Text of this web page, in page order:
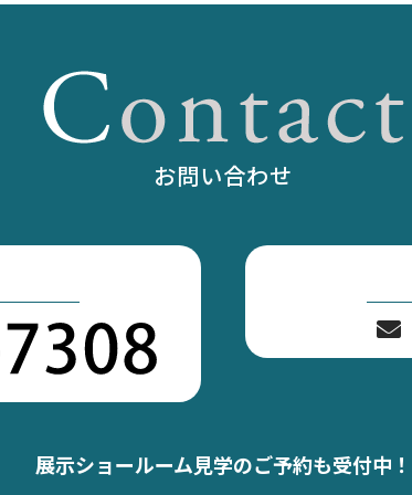
お問い合わせ
展示ショールーム見学のご予約も受付中！